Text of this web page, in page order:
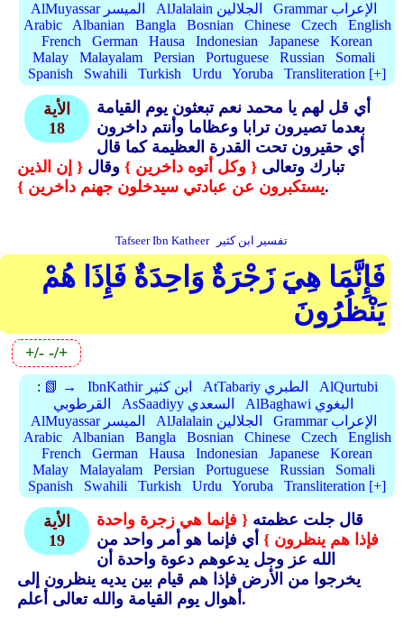
AlMuyassar الميسر
AlJalalain الجلالين
Grammar الإعراب
Arabic
Albanian Bangla Bosnian Chinese Czech
English
French
German Hausa Indonesian Japanese
Korean
Malay
Malayalam Persian Portuguese Russian
Somali
Spanish
Swahili Turkish Urdu Yoruba Transliteration [+]
الأية
18
أي قل لهم يا محمد نعم تبعثون يوم القيامة
بعدما تصيرون ترابا وعظاما وأنتم داخرون
أي حقيرون تحت القدرة العظيمة كما قال
تبارك وتعالى { وكل أتوه داخرين }وقال { إن الذين
يستكبرون عن عبادتي سيدخلون جهنم داخرين }.
Tafseer Ibn Katheer تفسير ابن كثير
فَإِنَّمَا هِيَ زَجْرَةٌ وَاحِدَةٌ فَإِذَا هُمْ
يَنْظُرُونَ
+/- -/+
: 📗 → IbnKathir ابن كثير AtTabariy الطبري
AlQurtubi
القرطوبي
AsSaadiyy السعدي
AlBaghawi البغوي
AlMuyassar الميسر
AlJalalain الجلالين
Grammar الإعراب
Arabic
Albanian Bangla Bosnian Chinese Czech
English
French
German Hausa Indonesian Japanese
Korean
Malay
Malayalam Persian Portuguese Russian
Somali
Spanish
Swahili Turkish Urdu Yoruba Transliteration [+]
الأية
19
قال جلت عظمته { فإنما هي زجرة واحدة
فإذا هم ينظرون }أي فإنما هو أمر واحد من
الله عز وجل يدعوهم دعوة واحدة أن
يخرجوا من الأرض فإذا هم قيام بين يديه ينظرون إلى
أهوال يوم القيامة والله تعالى أعلم.